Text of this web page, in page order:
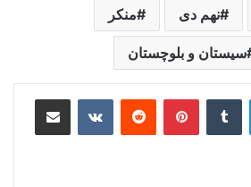
نهم دی منکر
سیستان و بلوچستان
لینکدین ‫تامبلر ‫پین‌ترست‫رددیت ‫VKontakteاشتراک گذاری از طریق ایمیل